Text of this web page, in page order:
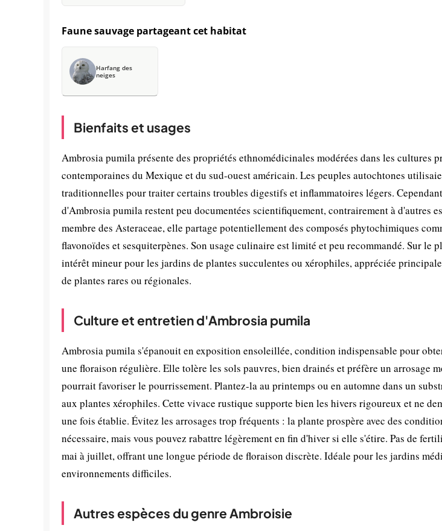
Faune sauvage partageant cet habitat
Harfang des
neiges
Bienfaits et usages
Ambrosia pumila présente des propriétés ethnomédicinales modérées dans les cultures
contemporaines du Mexique et du sud-ouest américain. Les peuples autochtones
traditionnelles pour traiter certains troubles digestifs et inflammatoires légers.
d'Ambrosia pumila restent peu documentées scientifiquement, contrairement à d'autres
membre des Asteraceae, elle partage potentiellement des composés phytochimiques
flavonoïdes et sesquiterpènes. Son usage culinaire est limité et peu recommandé. Sur le
intérêt mineur pour les jardins de plantes succulentes ou xérophiles, appréciée
de plantes rares ou régionales.
Culture et entretien d'Ambrosia pumila
Ambrosia pumila s'épanouit en exposition ensoleillée, condition indispensable pour
une floraison régulière. Elle tolère les sols pauvres, bien drainés et préfère un arrosage
pourrait favoriser le pourrissement. Plantez-la au printemps ou en automne dans un
aux plantes xérophiles. Cette vivace rustique supporte bien les hivers rigoureux et ne
une fois établie. Évitez les arrosages trop fréquents : la plante prospère avec des
nécessaire, mais vous pouvez rabattre légèrement en fin d'hiver si elle s'étire. Pas de
mai à juillet, offrant une longue période de floraison discrète. Idéale pour les jardins
environnements difficiles.
Autres espèces du genre Ambroisie